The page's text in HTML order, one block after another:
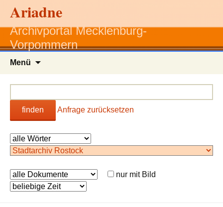
Ariadne
Archivportal Mecklenburg-
Vorpommern
Menü
finden Anfrage zurücksetzen
nur mit Bild